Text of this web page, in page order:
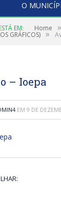
O
EM: Home »
GRÁFICOS) »
– Ioepa
EM 9 DE